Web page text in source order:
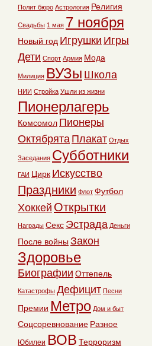
Полит бюро Астрология Религия
Свадьбы 1 мая 7 ноября
Новый год Игрушки Игры
Дети Спорт Армия Мода
Милиция ВУЗы Школа
НИИ Стройка Ушли из жизни
Пионерлагерь
Комсомол Пионеры
Октябрята Плакат Отдых
Заседания Субботники
ГАИ Цирк Искусство
Праздники Флот Футбол
Хоккей Открытки
Награды Секс Эстрада Деньги
После войны Закон
Здоровье
Биографии Оттепель
Катастрофы Дефицит Песни
Премии Метро Дом и быт
Соцсоревнование Разное
Юбилеи ВОВ Терроризм